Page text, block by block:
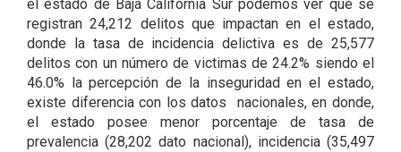
el estado de Baja California Sur podemos ver que se
registran 24,212 delitos que impactan en el estado,
donde la tasa de incidencia delictiva es de 25,577
delitos con un número de victimas de 24.2% siendo el
46.0% la percepción de la inseguridad en el estado,
existe diferencia con los datos nacionales, en donde,
el estado posee menor porcentaje de tasa de
prevalencia (28,202 dato nacional), incidencia (35,497